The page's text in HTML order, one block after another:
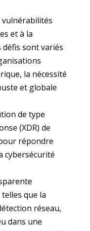
vulnérabilités
et à la
sont variés
la nécessité
et globale
de type
(XDR) de
répondre
cybersécurité
que la
réseau,
dans une